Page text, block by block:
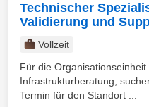
Technischer
Validierung und
Vollzeit
Für die Organisationseinheit
Infrastrukturberatung,
Termin für den Standort ...